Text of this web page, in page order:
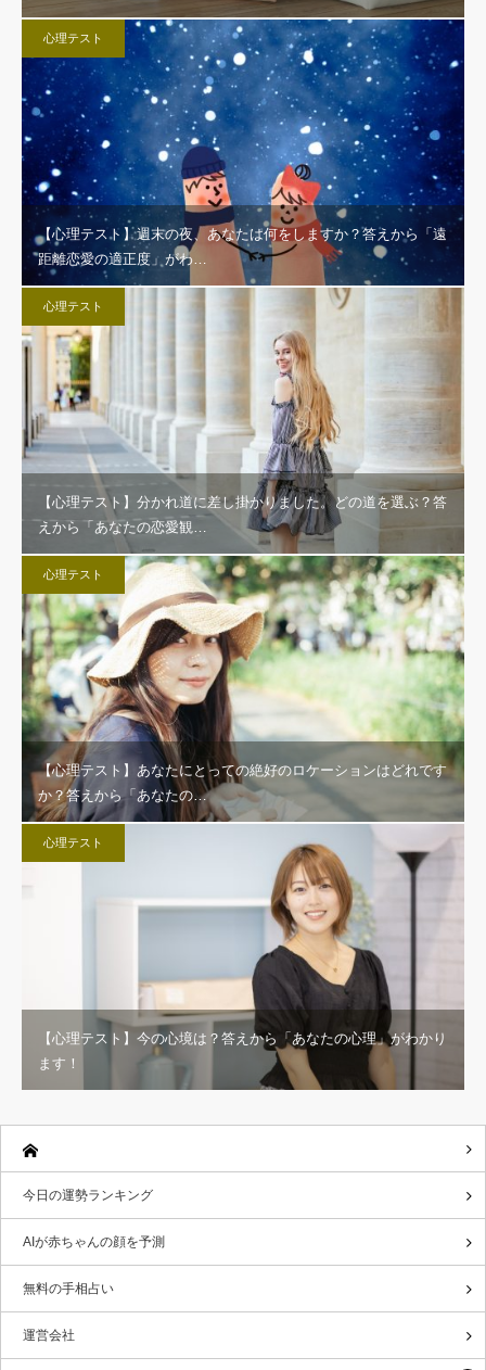
心理テスト
【心理テスト】週末の夜、あなたは何をしますか？答えから「遠
距離恋愛の適正度」がわ…
心理テスト
【心理テスト】分かれ道に差し掛かりました。どの道を選ぶ？答
えから「あなたの恋愛観…
心理テスト
【心理テスト】あなたにとっての絶好のロケーションはどれです
か？答えから「あなたの…
心理テスト
【心理テスト】今の心境は？答えから「あなたの心理」がわかり
ます！
今日の運勢ランキング
AIが赤ちゃんの顔を予測
無料の手相占い
運営会社